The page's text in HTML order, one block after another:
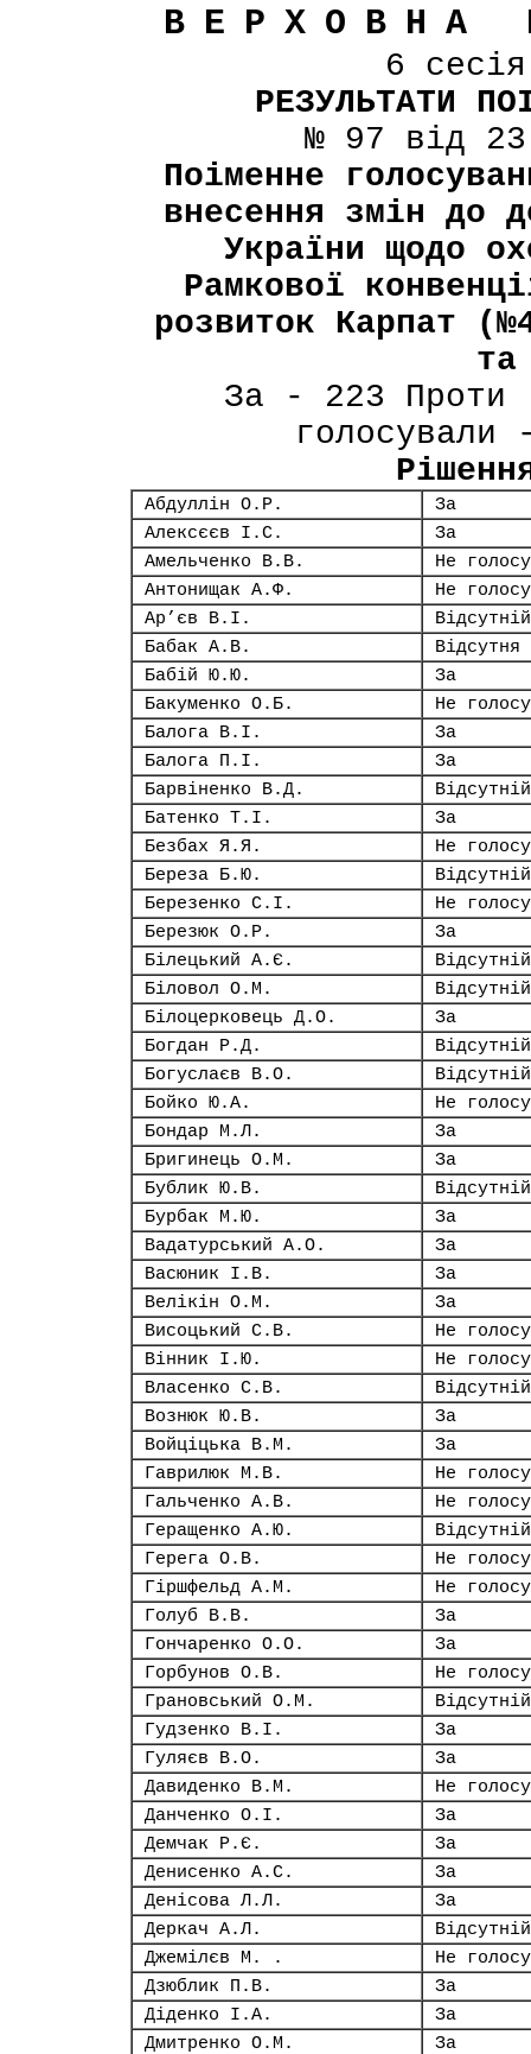
ВЕРХОВНА
6
РЕЗУЛЬТАТИ
№ 97 від
Поіменне
внесення змін до
України щодо
Рамкової
розвиток Карпат
та
За - 223 Проти
Абдуллін О.Р.
За
Алексєєв І.С.
За
Амельченко В.В.
Не
Антонищак А.Ф.
Не
Ар’єв В.І.
Відсутній
Бабак А.В.
Відсутня
Бабій Ю.Ю.
За
Бакуменко О.Б.
Не
Балога В.І.
За
Балога П.І.
За
Барвіненко В.Д.
Відсутній
Батенко Т.І.
За
Безбах Я.Я.
Не
Береза Б.Ю.
Відсутній
Березенко С.І.
Не
Березюк О.Р.
За
Білецький А.Є.
Відсутній
Біловол О.М.
Відсутній
Білоцерковець Д.О.
За
Богдан Р.Д.
Відсутній
Богуслаєв В.О.
Відсутній
Бойко Ю.А.
Не
Бондар М.Л.
За
Бригинець О.М.
За
Бублик Ю.В.
Відсутній
Бурбак М.Ю.
За
Вадатурський А.О.
За
Васюник І.В.
За
Велікін О.М.
За
Висоцький С.В.
Не
Вінник І.Ю.
Не
Власенко С.В.
Відсутній
Вознюк Ю.В.
За
Войціцька В.М.
За
Гаврилюк М.В.
Не
Гальченко А.В.
Не
Геращенко А.Ю.
Відсутній
Герега О.В.
Не
Гіршфельд А.М.
Не
Голуб В.В.
За
Гончаренко О.О.
За
Горбунов О.В.
Не
Грановський О.М.
Відсутній
Гудзенко В.І.
За
Гуляєв В.О.
За
Давиденко В.М.
Не
Данченко О.І.
За
Демчак Р.Є.
За
Денисенко А.С.
За
Денісова Л.Л.
За
Деркач А.Л.
Відсутній
Джемілєв М. .
Не
Дзюблик П.В.
За
Діденко І.А.
За
Дмитренко О.М.
За